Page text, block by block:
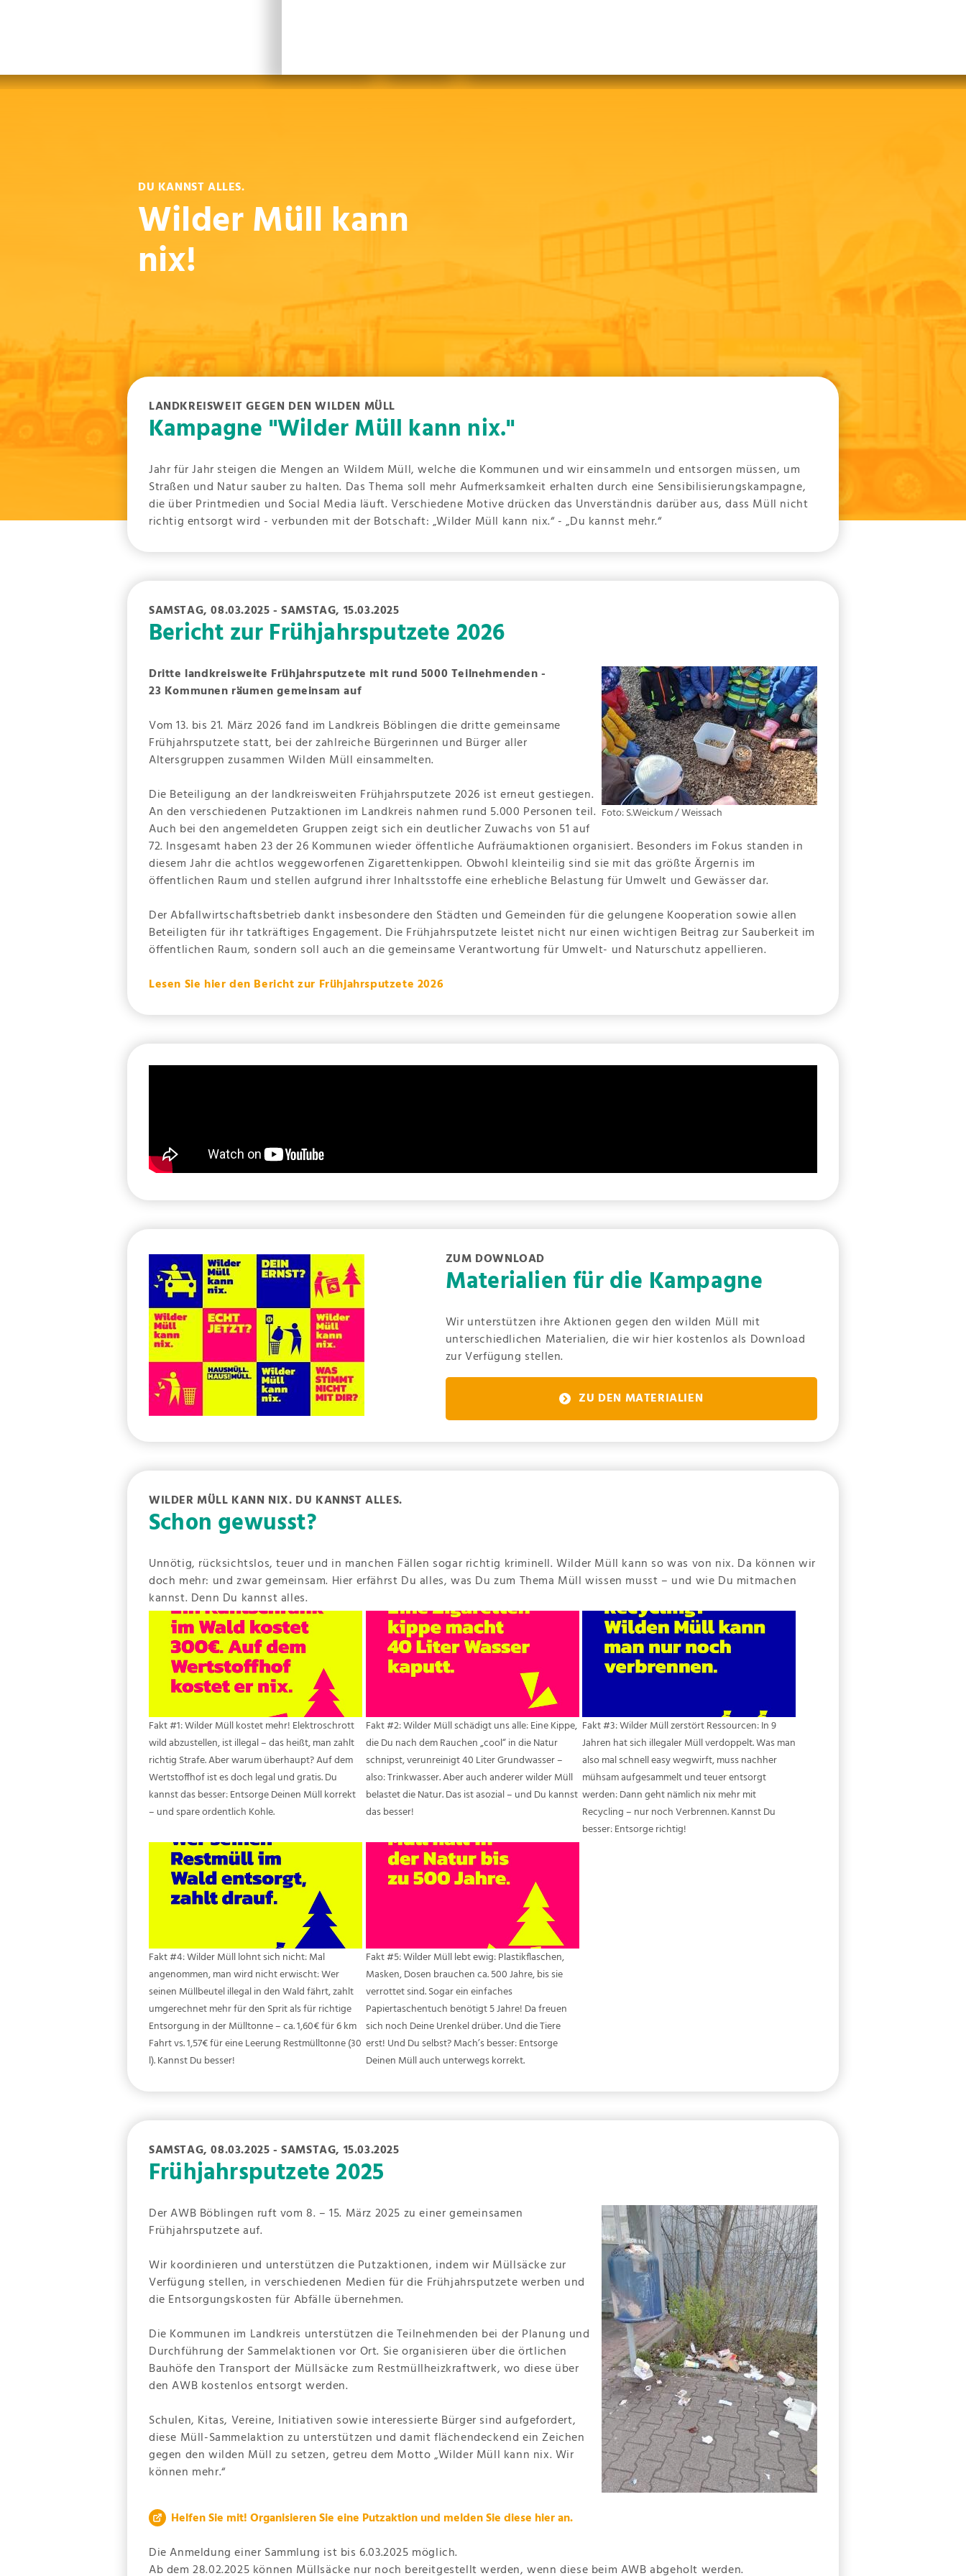
DU KANNST ALLES.
Wilder Müll kann
nix!
LANDKREISWEIT GEGEN DEN WILDEN MÜLL
Kampagne "Wilder Müll kann nix."
Jahr für Jahr steigen die Mengen an Wildem Müll, welche die Kommunen und wir einsammeln und entsorgen müssen, um
Straßen und Natur sauber zu halten. Das Thema soll mehr Aufmerksamkeit erhalten durch eine Sensibilisierungskampagne,
die über Printmedien und Social Media läuft. Verschiedene Motive drücken das Unverständnis darüber aus, dass Müll nicht
richtig entsorgt wird - verbunden mit der Botschaft: „Wilder Müll kann nix.“ - „Du kannst mehr.“
SAMSTAG, 08.03.2025 - SAMSTAG, 15.03.2025
Bericht zur Frühjahrsputzete 2026
Foto: S.Weickum / Weissach
Dritte landkreisweite Frühjahrsputzete mit rund 5000 Teilnehmenden -
23 Kommunen räumen gemeinsam auf
Vom 13. bis 21. März 2026 fand im Landkreis Böblingen die dritte gemeinsame
Frühjahrsputzete statt, bei der zahlreiche Bürgerinnen und Bürger aller
Altersgruppen zusammen Wilden Müll einsammelten.
Die Beteiligung an der landkreisweiten Frühjahrsputzete 2026 ist erneut gestiegen.
An den verschiedenen Putzaktionen im Landkreis nahmen rund 5.000 Personen teil.
Auch bei den angemeldeten Gruppen zeigt sich ein deutlicher Zuwachs von 51 auf
72. Insgesamt haben 23 der 26 Kommunen wieder öffentliche Aufräumaktionen organisiert. Besonders im Fokus standen in
diesem Jahr die achtlos weggeworfenen Zigarettenkippen. Obwohl kleinteilig sind sie mit das größte Ärgernis im
öffentlichen Raum und stellen aufgrund ihrer Inhaltsstoffe eine erhebliche Belastung für Umwelt und Gewässer dar.
Der Abfallwirtschaftsbetrieb dankt insbesondere den Städten und Gemeinden für die gelungene Kooperation sowie allen
Beteiligten für ihr tatkräftiges Engagement. Die Frühjahrsputzete leistet nicht nur einen wichtigen Beitrag zur Sauberkeit im
öffentlichen Raum, sondern soll auch an die gemeinsame Verantwortung für Umwelt- und Naturschutz appellieren.
Lesen Sie hier den Bericht zur Frühjahrsputzete 2026
ZUM DOWNLOAD
Materialien für die Kampagne
Wir unterstützen ihre Aktionen gegen den wilden Müll mit
unterschiedlichen Materialien, die wir hier kostenlos als Download
zur Verfügung stellen.
ZU DEN MATERIALIEN
WILDER MÜLL KANN NIX. DU KANNST ALLES.
Schon gewusst?
Unnötig, rücksichtslos, teuer und in manchen Fällen sogar richtig kriminell. Wilder Müll kann so was von nix. Da können wir
doch mehr: und zwar gemeinsam. Hier erfährst Du alles, was Du zum Thema Müll wissen musst – und wie Du mitmachen
kannst. Denn Du kannst alles.
Fakt #1: Wilder Müll kostet mehr! Elektroschrott
wild abzustellen, ist illegal – das heißt, man zahlt
richtig Strafe. Aber warum überhaupt? Auf dem
Wertstoffhof ist es doch legal und gratis. Du
kannst das besser: Entsorge Deinen Müll korrekt
– und spare ordentlich Kohle.
Fakt #2: Wilder Müll schädigt uns alle: Eine Kippe,
die Du nach dem Rauchen „cool“ in die Natur
schnipst, verunreinigt 40 Liter Grundwasser –
also: Trinkwasser. Aber auch anderer wilder Müll
belastet die Natur. Das ist asozial – und Du kannst
das besser!
Fakt #3: Wilder Müll zerstört Ressourcen: In 9
Jahren hat sich illegaler Müll verdoppelt. Was man
also mal schnell easy wegwirft, muss nachher
mühsam aufgesammelt und teuer entsorgt
werden: Dann geht nämlich nix mehr mit
Recycling – nur noch Verbrennen. Kannst Du
besser: Entsorge richtig!
Fakt #4: Wilder Müll lohnt sich nicht: Mal
angenommen, man wird nicht erwischt: Wer
seinen Müllbeutel illegal in den Wald fährt, zahlt
umgerechnet mehr für den Sprit als für richtige
Entsorgung in der Mülltonne – ca. 1,60€ für 6 km
Fahrt vs. 1,57€ für eine Leerung Restmülltonne (30
l). Kannst Du besser!
Fakt #5: Wilder Müll lebt ewig: Plastikflaschen,
Masken, Dosen brauchen ca. 500 Jahre, bis sie
verrottet sind. Sogar ein einfaches
Papiertaschentuch benötigt 5 Jahre! Da freuen
sich noch Deine Urenkel drüber. Und die Tiere
erst! Und Du selbst? Mach’s besser: Entsorge
Deinen Müll auch unterwegs korrekt.
SAMSTAG, 08.03.2025 - SAMSTAG, 15.03.2025
Frühjahrsputzete 2025
Der AWB Böblingen ruft vom 8. – 15. März 2025 zu einer gemeinsamen
Frühjahrsputzete auf.
Wir koordinieren und unterstützen die Putzaktionen, indem wir Müllsäcke zur
Verfügung stellen, in verschiedenen Medien für die Frühjahrsputzete werben und
die Entsorgungskosten für Abfälle übernehmen.
Die Kommunen im Landkreis unterstützen die Teilnehmenden bei der Planung und
Durchführung der Sammelaktionen vor Ort. Sie organisieren über die örtlichen
Bauhöfe den Transport der Müllsäcke zum Restmüllheizkraftwerk, wo diese über
den AWB kostenlos entsorgt werden.
Schulen, Kitas, Vereine, Initiativen sowie interessierte Bürger sind aufgefordert,
diese Müll-Sammelaktion zu unterstützen und damit flächendeckend ein Zeichen
gegen den wilden Müll zu setzen, getreu dem Motto „Wilder Müll kann nix. Wir
können mehr.“
Helfen Sie mit! Organisieren Sie eine Putzaktion und melden Sie diese hier an.
Die Anmeldung einer Sammlung ist bis 6.03.2025 möglich.
Ab dem 28.02.2025 können Müllsäcke nur noch bereitgestellt werden, wenn diese beim AWB abgeholt werden.